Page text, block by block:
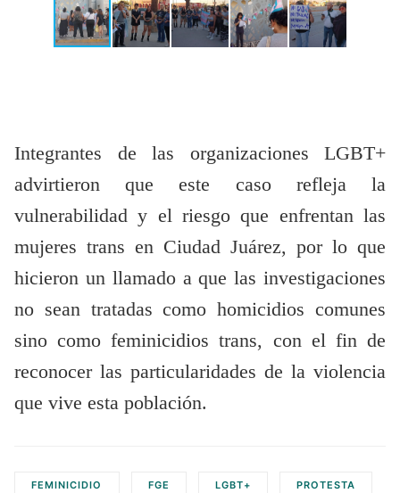
Integrantes de las organizaciones LGBT+
advirtieron que este caso refleja la
vulnerabilidad y el riesgo que enfrentan las
mujeres trans en Ciudad Juárez, por lo que
hicieron un llamado a que las investigaciones
no sean tratadas como homicidios comunes
sino como feminicidios trans, con el fin de
reconocer las particularidades de la violencia
que vive esta población.
FEMINICIDIO FGE LGBT+ PROTESTA